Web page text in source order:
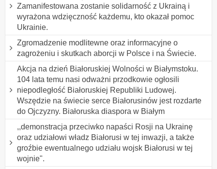
Zamanifestowana zostanie solidarność z Ukrainą i
wyrażona wdzięczność każdemu, kto okazał pomoc
Ukrainie.
Zgromadzenie modlitewne oraz informacyjne o
zagrożeniu i skutkach aborcji w Polsce i na Świecie.
Akcja na dzień Białoruskiej Wolności w Białymstoku.
104 lata temu nasi odważni przodkowie ogłosili
niepodległość Białoruskiej Republiki Ludowej.
Wszędzie na świecie serce Białorusinów jest rozdarte
do Ojczyzny. Białoruska diaspora w Białym
,,demonstracja przeciwko napaści Rosji na Ukrainę
oraz udziałowi władz Białorusi w tej inwazji, a także
groźbie ewentualnego udziału wojsk Białorusi w tej
wojnie".